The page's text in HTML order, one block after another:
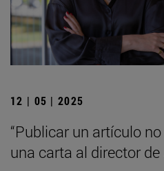
12 | 05 | 2025
“Publicar un artículo
una carta al director de